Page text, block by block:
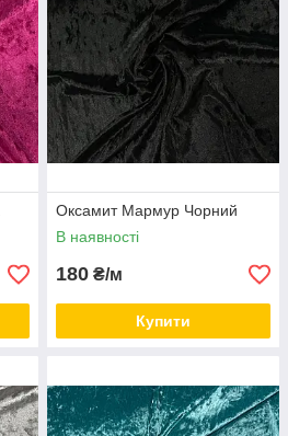
Оксамит Мармур Чорний
В наявності
180 ₴/м
Купити